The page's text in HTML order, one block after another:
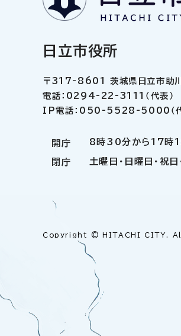
日立市役所
〒317-8601 茨城県日立市助
電話：0294-22-3111（代表）
IP電話：050-5528-5000（代
開庁 8時30分から17時
閉庁 土曜日・日曜日・祝
Copyright © HITACHI CITY.